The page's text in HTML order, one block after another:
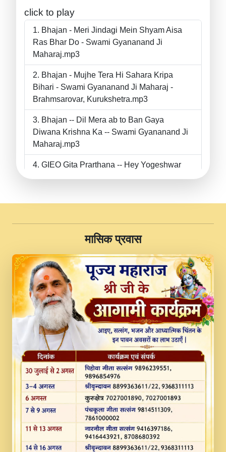
click to play
Bhajan - Meri Jindagi Mein Shyam Aisa
Ras Bhar Do - Swami Gyananand Ji
Maharaj.mp3
Bhajan - Mujhe Tera Hi Sahara Kripa
Bihari - Swami Gyananand Ji Maharaj -
Brahmsarovar, Kurukshetra.mp3
Bhajan -- Dil Mera ab to Ban Gaya
Diwana Krishna Ka -- Swami Gyananand Ji
Maharaj.mp3
GIEO Gita Prarthana -- Hey Yogeshwar
II Swami Gyananand Ji Maharaj.mp3
JINU SATGURU AAP BULAVE by Rasik
Pawan ji 20-11-19 Sankirtan At VEER JI
PRABHU KUTEER CHANNEL.mp3
Kina Sohna Tera Bhawan Sajaya Mata
Vaishno Devi Aarti Mata Rani Bhajan By
Lakhwinder Wadali Ji.mp3
MERE MANN VICH KANTH KALER
NEW PUNAJBI DEVOTIONAL SONG 2017
FULL VIDEO HD.mp3
Na To Roop Hai Bindu Ji Maharaj Pad - A
Divine Bhajan by Shri Indresh Ji
#BhaktiPath.mp3
Radha Rani Ki Kirpa Best Devotional
Song By Chitra Vichitra.mp3
​मासिक प्रवास